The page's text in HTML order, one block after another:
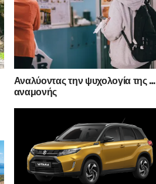
Αναλύοντας την ψυχολογία της …
αναμονής